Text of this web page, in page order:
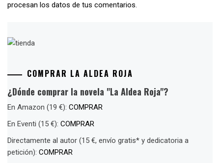
procesan los datos de tus comentarios.
COMPRAR LA ALDEA ROJA
¿Dónde comprar la novela "La Aldea Roja"?
En Amazon (19 €): COMPRAR
En Eventi (15 €): COMPRAR
Directamente al autor (15 €, envío gratis* y dedicatoria a
petición): COMPRAR